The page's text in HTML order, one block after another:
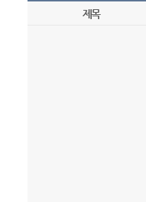
제목